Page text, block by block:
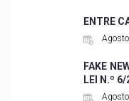
ENTRE
FAKE
LEI N.º 6/